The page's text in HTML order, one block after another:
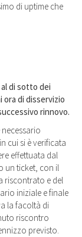
di uptime che
di sotto dei
di disservizio
rinnovo.
cui si è verificata
effettuata dal
un ticket, con il
riscontrato e del
iniziale e finale
la facoltà di
riscontro
previsto.